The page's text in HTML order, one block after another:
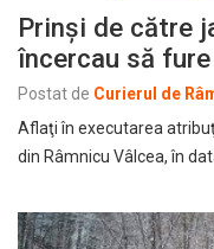
Prinși de către
încercau să fure
Postat de Curierul de
Aflaţi în executarea
din Râmnicu Vâlcea, în